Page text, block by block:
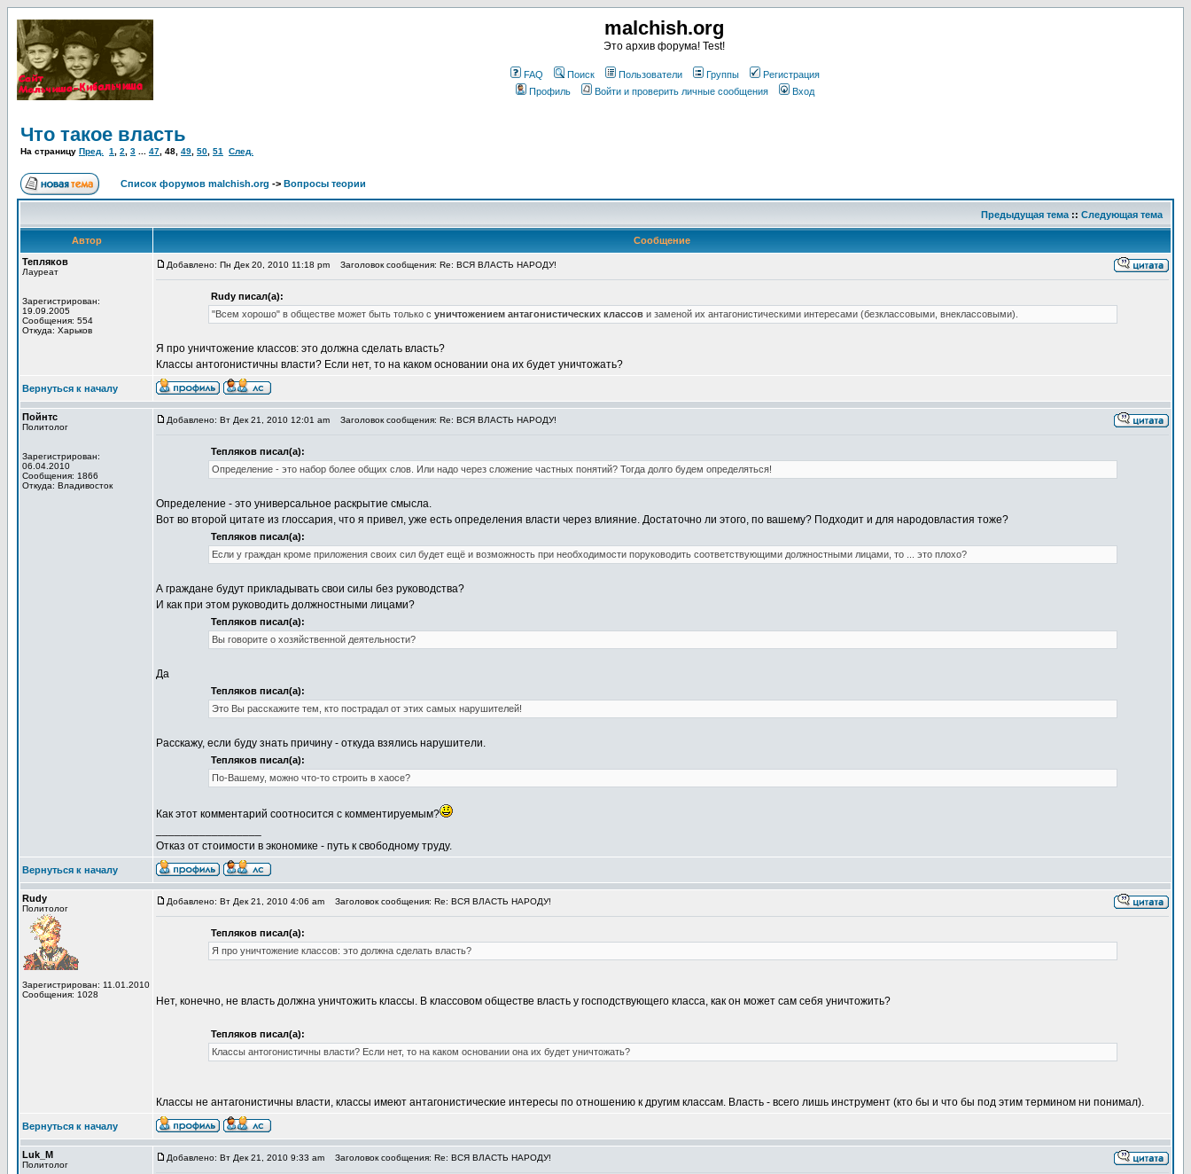
malchish.org
Это архив форума! Test!
FAQ Поиск Пользователи Группы
Регистрация
Профиль
Войти и проверить личные сообщения Вход
Что такое власть
На страницу Пред. 1 2 3 47 48 49 50 51 След.
Список форумов malchish.org -> Вопросы теории
Предыдущая тема :: Следующая тема
Автор
Сообщение
Тепляков
Лауреат
Зарегистрирован:
19.09.2005
Сообщения: 554
Откуда: Харьков
Добавлено: Пн Дек 20, 2010 11:18 pm Заголовок сообщения: Re: ВСЯ ВЛАСТЬ НАРОДУ!
Rudy писал(а):
"Всем хорошо" в обществе может быть только с уничтожением антагонистических классови заменой их антагонистическими интересами (безклассовыми, внеклассовыми).
Я про уничтожение классов: это должна сделать власть?
Классы антогонистичны власти? Если нет, то на каком основании она их будет уничтожать?
Вернуться к началу
Пойнтс
Политолог
Зарегистрирован:
06.04.2010
Сообщения: 1866
Откуда: Владивосток
Добавлено: Вт Дек 21, 2010 12:01 am Заголовок сообщения: Re: ВСЯ ВЛАСТЬ НАРОДУ!
Тепляков писал(а):
Определение - это набор более общих слов. Или надо через сложение частных понятий? Тогда долго будем определяться!
Определение - это универсальное раскрытие смысла.
Вот во второй цитате из глоссария, что я привел, уже есть определения власти через влияние. Достаточно ли этого, по вашему? Подходит и для народовластия тоже?
Тепляков писал(а):
Если у граждан кроме приложения своих сил будет ещё и возможность при необходимости поруководить соответствующими должностными лицами, то ... это плохо?
А граждане будут прикладывать свои силы без руководства?
И как при этом руководить должностными лицами?
Тепляков писал(а):
Вы говорите о хозяйственной деятельности?
Да
Тепляков писал(а):
Это Вы расскажите тем, кто пострадал от этих самых нарушителей!
Расскажу, если буду знать причину - откуда взялись нарушители.
Тепляков писал(а):
По-Вашему, можно что-то строить в хаосе?
Как этот комментарий соотносится с комментируемым?
Отказ от стоимости в экономике - путь к свободному труду.
Вернуться к началу
Rudy
Политолог
Зарегистрирован: 11.01.2010
Сообщения: 1028
Добавлено: Вт Дек 21, 2010 4:06 am Заголовок сообщения: Re: ВСЯ ВЛАСТЬ НАРОДУ!
Тепляков писал(а):
Я про уничтожение классов: это должна сделать власть?
Нет, конечно, не власть должна уничтожить классы. В классовом обществе власть у господствующего класса, как он может сам себя уничтожить?
Тепляков писал(а):
Классы антогонистичны власти? Если нет, то на каком основании она их будет уничтожать?
Классы не антагонистичны власти, классы имеют антагонистические интересы по отношению к другим классам. Власть - всего лишь инструмент (кто бы и что бы под этим термином ни понимал).
Вернуться к началу
Luk_M
Политолог
Добавлено: Вт Дек 21, 2010 9:33 am Заголовок сообщения: Re: ВСЯ ВЛАСТЬ НАРОДУ!